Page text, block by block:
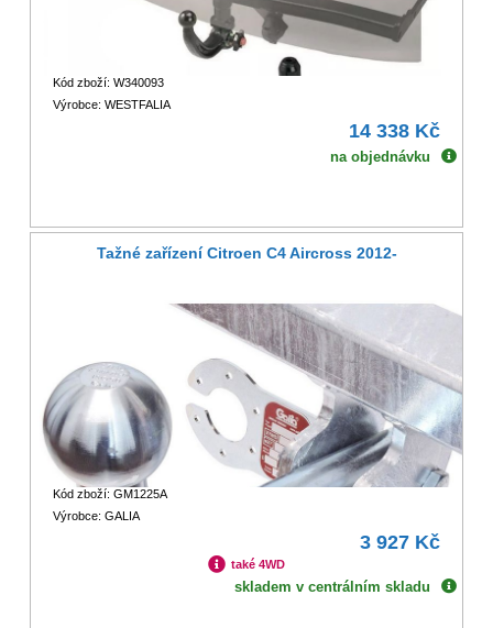
Kód zboží: W340093
Výrobce: WESTFALIA
14 338 Kč
na objednávku
Tažné zařízení Citroen C4 Aircross 2012-
Kód zboží: GM1225A
Výrobce: GALIA
3 927 Kč
také 4WD
skladem v centrálním skladu